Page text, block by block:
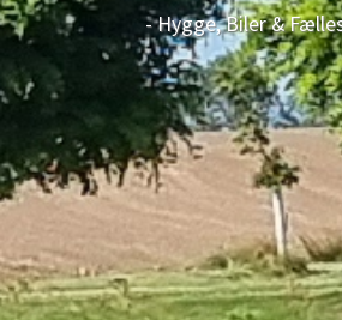
- Hygge, Biler &